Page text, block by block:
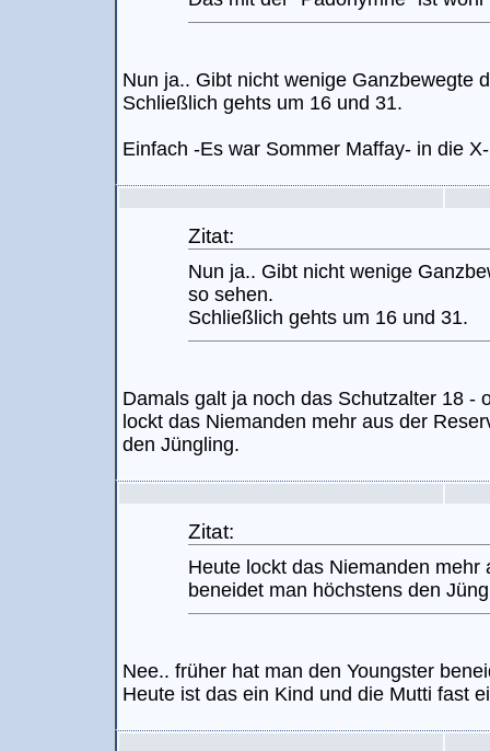
Nun ja.. Gibt nicht wenige Ganzbewegte
Schließlich gehts um 16 und 31.
Einfach -Es war Sommer Maffay- in die
Zitat:
Nun ja.. Gibt nicht wenige
so sehen.
Schließlich gehts um 16 und 31.
Damals galt ja noch das Schutzalter 18 -
lockt das Niemanden mehr aus der
den Jüngling.
Zitat:
Heute lockt das Niemanden mehr
beneidet man höchstens den
Nee.. früher hat man den Youngster
Heute ist das ein Kind und die Mutti fast